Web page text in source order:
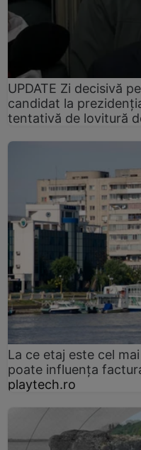
UPDATE Zi decisivă
candidat la
tentativă de lovitură
La ce etaj este cel
poate influența
playtech.ro